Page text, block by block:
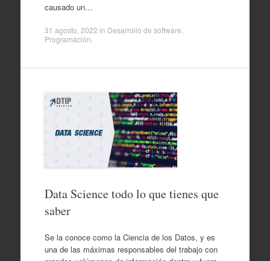
causado un…
31 agosto, 2022 in Desarrollo de software
Programación
Data Science todo lo que tienes que
saber
Se la conoce como la Ciencia de los Datos, y es
una de las máximas responsables del trabajo con